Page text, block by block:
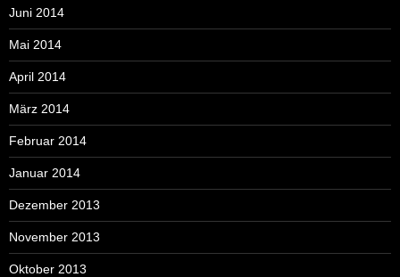
Juni 2014
Mai 2014
April 2014
März 2014
Februar 2014
Januar 2014
Dezember 2013
November 2013
Oktober 2013